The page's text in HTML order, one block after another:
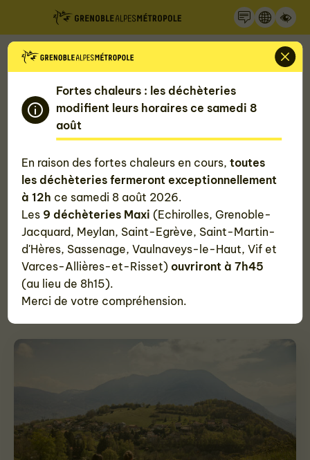
Panneau de gestion des cookies
Fortes chaleurs : les déchèteries
modifient leurs horaires ce samedi 8
août
En raison des fortes chaleurs en cours,toutes
les déchèteries fermeront exceptionnellement
à 12h ce samedi 8 août 2026.
Les 9 déchèteries Maxi (Echirolles, Grenoble-
Jacquard, Meylan, Saint-Egrève, Saint-Martin-
d'Hères, Sassenage, Vaulnaveys-le-Haut, Vif et
Varces-Allières-et-Risset) ouvriront à 7h45
(au lieu de 8h15).
Merci de votre compréhension.
Accueil
Mon quotidien, ma Métropole
La Métropole de Grenoble
49 communes
Montchaboud
Montchaboud
Habitants :362 Montchabouillards,
Montchabouillardes
Superficie :196 hectares
Altitude :de 261 m à 733 m
Qualité de l'air :
Aujourd'hui (jeudi 6 août)
Demain (vendredi 7 août) Dégradé